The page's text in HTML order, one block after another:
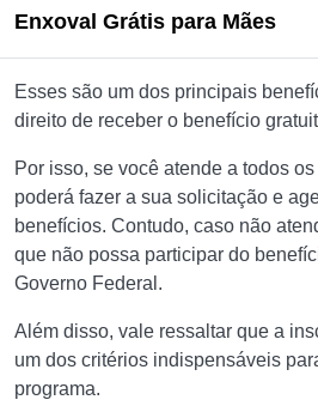
Enxoval Grátis para Mães
Esses são um dos principais
direito de receber o benefício
Por isso, se você atende a todos
poderá fazer a sua solicitação e
benefícios. Contudo, caso não
que não possa participar do
Governo Federal.
Além disso, vale ressaltar que a
um dos critérios indispensáveis
programa.